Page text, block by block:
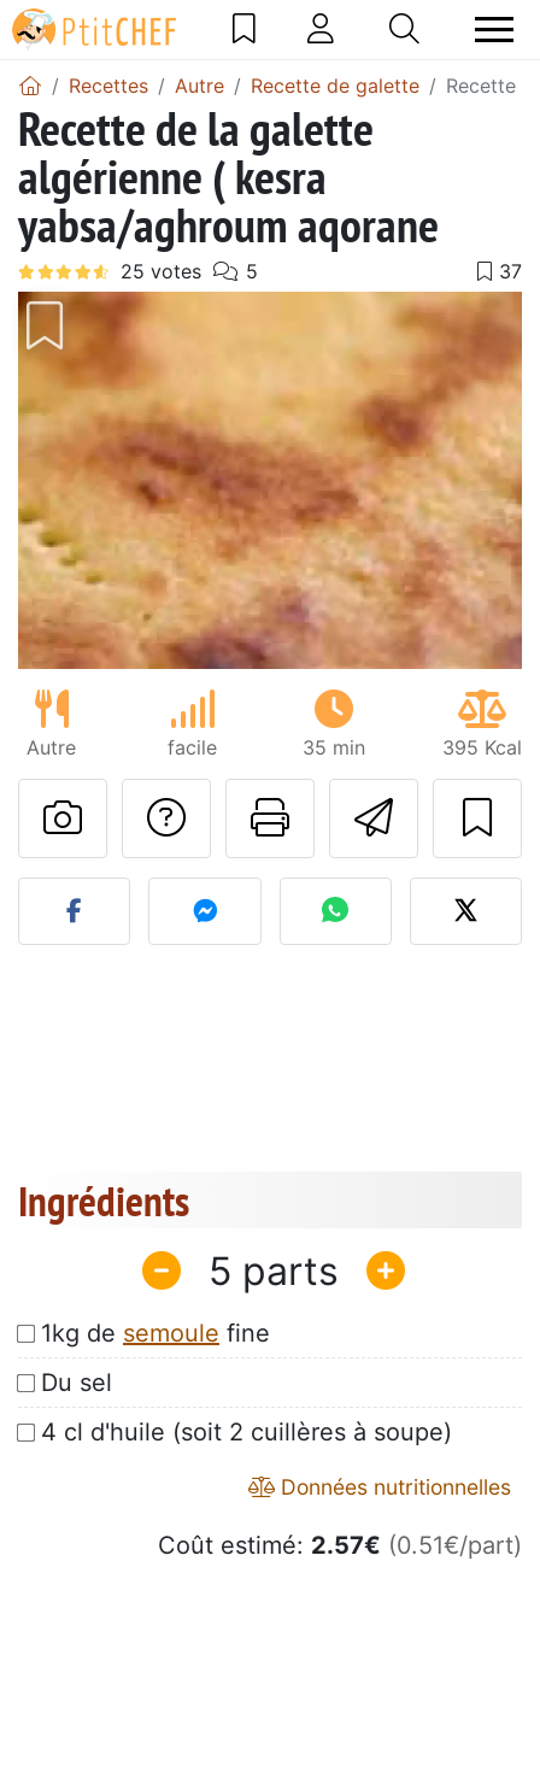
Recettes Autre Recette de galette Recette
Recette de la galette
algérienne ( kesra
yabsa/aghroum aqorane
Autre facile 35 min 395 Kcal
Imprimer
Poser une
Publier votre photo de
Ingrédients
5
1kg de semoule fine
Du sel
4 cl d'huile (soit 2 cuillères à soupe)
Données nutritionnelles
Coût estimé: 2.57€ (0.51€/part)